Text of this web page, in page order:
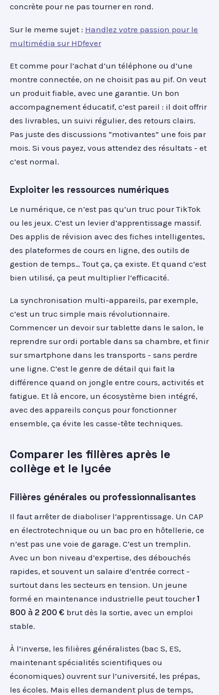
concrète pour ne pas tourner en rond.
Sur le meme sujet : Handlez votre passion pour le
multimédia sur HDfever
Et comme pour l’achat d’un téléphone ou d’une
montre connectée, on ne choisit pas au pif. On veut
un produit fiable, avec une garantie. Un bon
accompagnement éducatif, c’est pareil : il doit offrir
des livrables, un suivi régulier, des retours clairs.
Pas juste des discussions “motivantes” une fois par
mois. Si vous payez, vous attendez des résultats - et
c’est normal.
Exploiter les ressources numériques
Le numérique, ce n’est pas qu’un truc pour TikTok
ou les jeux. C’est un levier d’apprentissage massif.
Des applis de révision avec des fiches intelligentes,
des plateformes de cours en ligne, des outils de
gestion de temps… Tout ça, ça existe. Et quand c’est
bien utilisé, ça peut multiplier l’efficacité.
La synchronisation multi-appareils, par exemple,
c’est un truc simple mais révolutionnaire.
Commencer un devoir sur tablette dans le salon, le
reprendre sur ordi portable dans sa chambre, et finir
sur smartphone dans les transports - sans perdre
une ligne. C’est le genre de détail qui fait la
différence quand on jongle entre cours, activités et
fatigue. Et là encore, un écosystème bien intégré,
avec des appareils conçus pour fonctionner
ensemble, ça évite les casse-tête techniques.
Comparer les filières après le
collège et le lycée
Filières générales ou professionnalisantes
Il faut arrêter de diaboliser l’apprentissage. Un CAP
en électrotechnique ou un bac pro en hôtellerie, ce
n’est pas une voie de garage. C’est un tremplin.
Avec un bon niveau d’expertise, des débouchés
rapides, et souvent un salaire d’entrée correct -
surtout dans les secteurs en tension. Un jeune
formé en maintenance industrielle peut toucher1
800 à 2 200 € brut dès la sortie, avec un emploi
stable.
À l’inverse, les filières généralistes (bac S, ES,
maintenant spécialités scientifiques ou
économiques) ouvrent sur l’université, les prépas,
les écoles. Mais elles demandent plus de temps,